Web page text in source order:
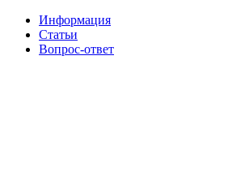
Информация
Статьи
Вопрос-ответ